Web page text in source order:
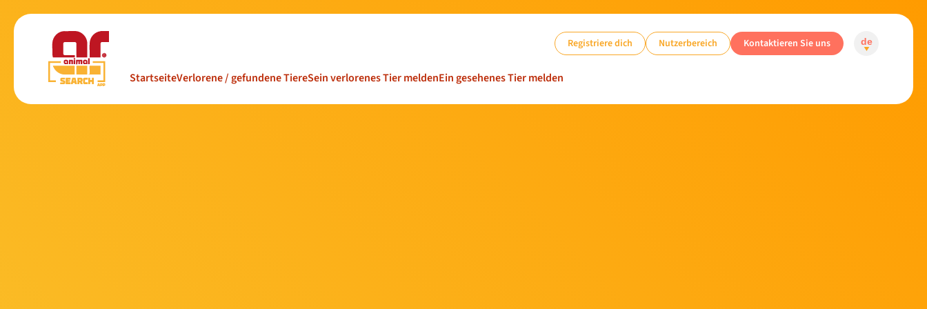
StartseiteVerlorene / gefundene TiereSein verlorenes Tier meldenEin gesehenes Tier melden
Registriere dich Nutzerbereich Kontaktieren Sie uns de